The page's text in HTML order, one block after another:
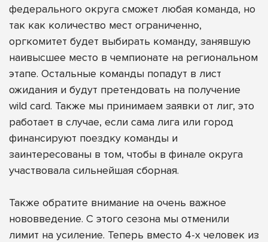
федерального округа сможет любая команда, но
так как количество мест ограниченно,
оргкомитет будет выбирать команду, занявшую
наивысшее место в чемпионате на региональном
этапе. Остальные команды попадут в лист
ожидания и будут претендовать на получение
wild card. Также мы принимаем заявки от лиг, это
работает в случае, если сама лига или город
финансируют поездку команды и
заинтересованы в том, чтобы в финале округа
участвовала сильнейшая сборная.
Также обратите внимание на очень важное
нововведение. С этого сезона мы отменили
лимит на усиление. Теперь вместо 4-х человек из